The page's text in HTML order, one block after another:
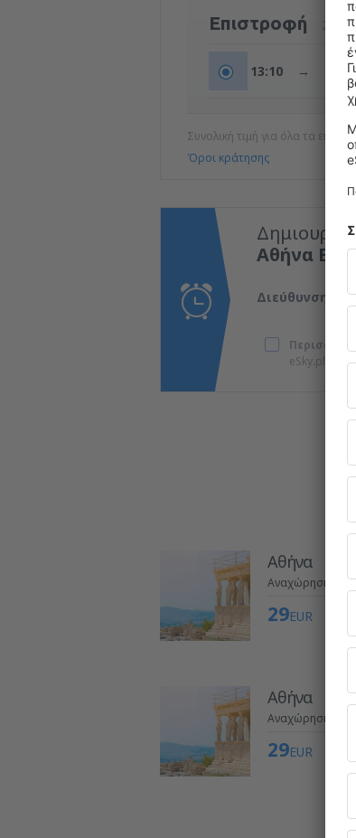
Επιστροφή 26
13:10 → 15:20
Συνολική τιμή για όλα τα
Όροι κράτησης
Αθήνα
Διεύθυνση
eSky.pl
Αθήνα
Αναχώρηση από
29EUR
Αθήνα
Αναχώρηση από
29EUR